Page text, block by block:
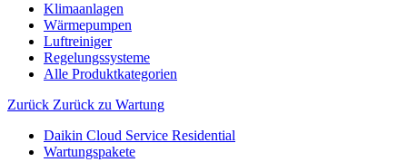
Klimaanlagen
Wärmepumpen
Luftreiniger
Regelungssysteme
Alle Produktkategorien
Zurück Zurück zu Wartung
Daikin Cloud Service Residential
Wartungspakete